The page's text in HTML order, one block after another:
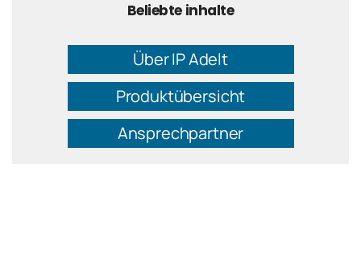
Beliebte inhalte
Über IP Adelt
Produktübersicht
Ansprechpartner